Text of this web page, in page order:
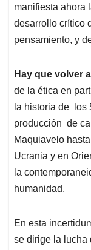
manifiesta ahora
desarrollo crítico
pensamiento, y
Hay que volver
de la ética en
la historia de los
producción de
Maquiavelo
Ucrania y en
la
humanidad.
En esta
se dirige la lucha